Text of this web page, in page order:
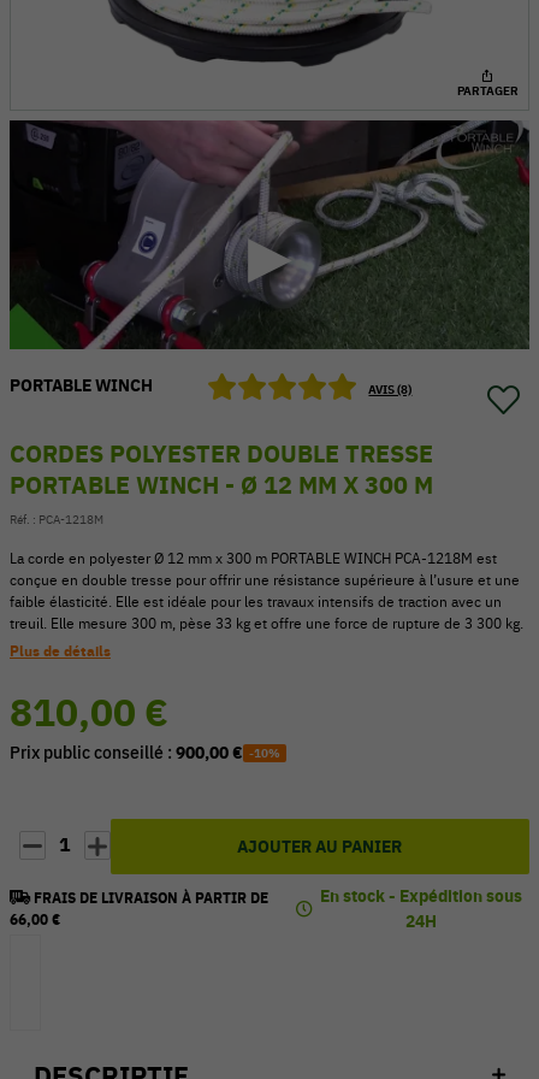
V
PARTAGER
PORTABLE WINCH AVIS (8)
CORDES POLYESTER DOUBLE TRESSE
PORTABLE WINCH - Ø 12 MM X 300 M
Réf. : PCA-1218M
La corde en polyester Ø 12 mm x 300 m PORTABLE WINCH PCA-1218M est
conçue en double tresse pour offrir une résistance supérieure à l’usure et une
faible élasticité. Elle est idéale pour les travaux intensifs de traction avec un
treuil. Elle mesure 300 m, pèse 33 kg et offre une force de rupture de 3 300 kg.
Plus de détails
810,00 €
Prix public conseillé : 900,00 € -10%
1 AJOUTER AU PANIER
FRAIS DE LIVRAISON À PARTIR DE
66,00 €
En stock - Expédition sous
24H